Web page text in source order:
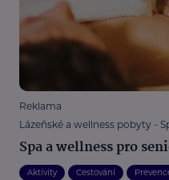
Reklama
Lázeňské a wellness pobyty -
Spa a wellness pro
Aktivity Cestování